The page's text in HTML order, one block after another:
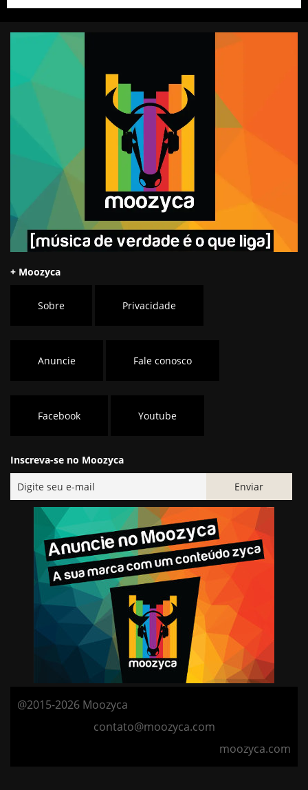
+ Moozyca
Sobre Privacidade
Anuncie Fale conosco
Facebook Youtube
Inscreva-se no Moozyca
@2015-2026 Moozyca
contato@moozyca.com
moozyca.com